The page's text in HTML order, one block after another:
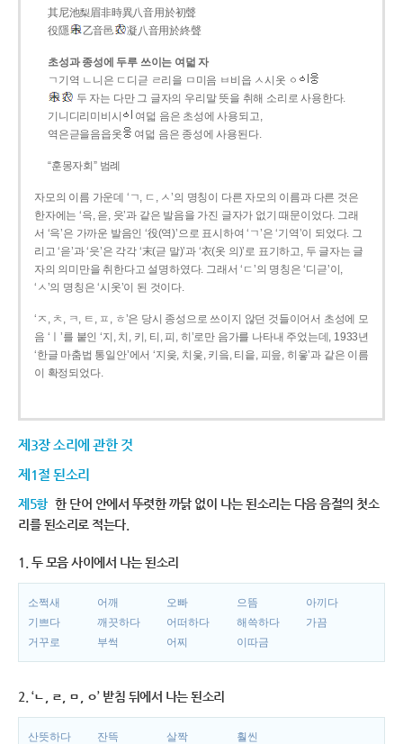
其尼池梨眉非時異八音用於初聲
役隱
乙音邑 凝八音用於終聲
초성과 종성에 두루 쓰이는 여덟 자
ㄱ기역 ㄴ니은 ㄷ디귿 ㄹ리을 ㅁ미음 ㅂ비읍 ㅅ시옷 ㆁ
두 자는 다만 그 글자의 우리말 뜻을 취해 소리로 사용한다.
기니디리미비시
여덟 음은 초성에 사용되고,
역은귿을음읍옷
여덟 음은 종성에 사용된다.
“훈몽자회” 범례
자모의 이름 가운데 ‘ㄱ, ㄷ, ㅅ’의 명칭이 다른 자모의 이름과 다른 것은
한자에는 ‘윽, 읃, 읏’과 같은 발음을 가진 글자가 없기 때문이었다. 그래
서 ‘윽’은 가까운 발음인 ‘役(역)’으로 표시하여 ‘ㄱ’은 ‘기역’이 되었다. 그
리고 ‘읃’과 ‘읏’은 각각 ‘末(귿 말)’과 ‘衣(옷 의)’로 표기하고, 두 글자는 글
자의 의미만을 취한다고 설명하였다. 그래서 ‘ㄷ’의 명칭은 ‘디귿’이,
‘ㅅ’의 명칭은 ‘시옷’이 된 것이다.
‘ㅈ, ㅊ, ㅋ, ㅌ, ㅍ, ㅎ’은 당시 종성으로 쓰이지 않던 것들이어서 초성에 모
음 ‘ㅣ’를 붙인 ‘지, 치, 키, 티, 피, 히’로만 음가를 나타내 주었는데, 1933년
‘한글 마춤법 통일안’에서 ‘지읒, 치읓, 키읔, 티읕, 피읖, 히읗’과 같은 이름
이 확정되었다.
제3장 소리에 관한 것
제1절 된소리
제5항 한 단어 안에서 뚜렷한 까닭 없이 나는 된소리는 다음 음절의 첫소
리를 된소리로 적는다.
1. 두 모음 사이에서 나는 된소리
소쩍새 어깨 오빠 으뜸
아끼다
기쁘다
깨끗하다 어떠하다 해쓱하다
가끔
거꾸로
부썩 어찌 이따금
2. ‘ㄴ, ㄹ, ㅁ, ㅇ’ 받침 뒤에서 나는 된소리
산뜻하다 잔뜩 살짝
훨씬